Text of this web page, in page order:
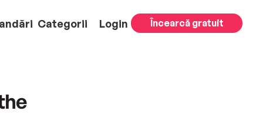
Categorii Login Încearcă gratuit